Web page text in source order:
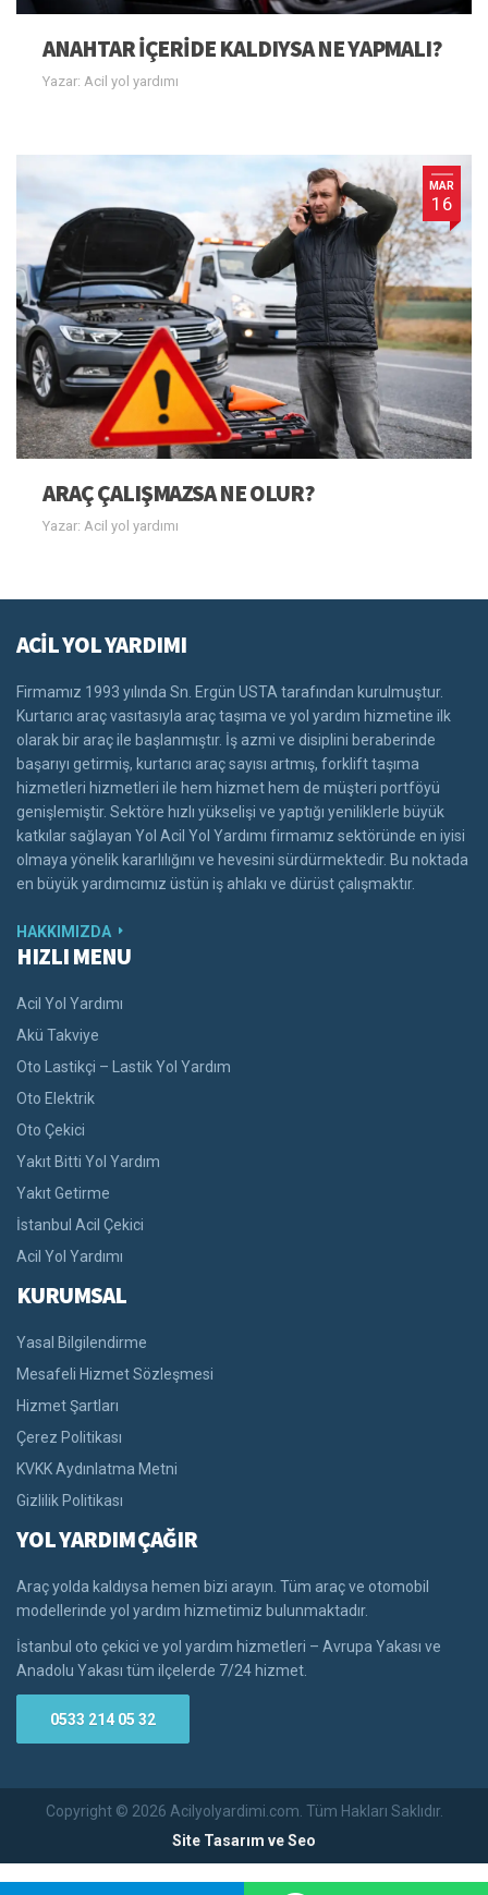
ANAHTAR IÇERIDE KALDIYSA NE YAPMALI?
Yazar: Acil yol yardımı
MAR
16
ARAÇ ÇALIŞMAZSA NE OLUR?
Yazar: Acil yol yardımı
ACİL YOL YARDIMI
Firmamız 1993 yılında Sn. Ergün USTA tarafından kurulmuştur.
Kurtarıcı araç vasıtasıyla araç taşıma ve yol yardım hizmetine ilk
olarak bir araç ile başlanmıştır. İş azmi ve disiplini beraberinde
başarıyı getirmiş, kurtarıcı araç sayısı artmış, forklift taşıma
hizmetleri hizmetleri ile hem hizmet hem de müşteri portföyü
genişlemiştir. Sektöre hızlı yükselişi ve yaptığı yeniliklerle büyük
katkılar sağlayan Yol Acil Yol Yardımı firmamız sektöründe en iyisi
olmaya yönelik kararlılığını ve hevesini sürdürmektedir. Bu noktada
en büyük yardımcımız üstün iş ahlakı ve dürüst çalışmaktır.
HAKKIMIZDA
HIZLI MENU
Acil Yol Yardımı
Akü Takviye
Oto Lastikçi – Lastik Yol Yardım
Oto Elektrik
Oto Çekici
Yakıt Bitti Yol Yardım
Yakıt Getirme
İstanbul Acil Çekici
Acil Yol Yardımı
KURUMSAL
Yasal Bilgilendirme
Mesafeli Hizmet Sözleşmesi
Hizmet Şartları
Çerez Politikası
KVKK Aydınlatma Metni
Gizlilik Politikası
YOL YARDIM ÇAĞIR
Araç yolda kaldıysa hemen bizi arayın. Tüm araç ve otomobil
modellerinde yol yardım hizmetimiz bulunmaktadır.
İstanbul oto çekici ve yol yardım hizmetleri – Avrupa Yakası ve
Anadolu Yakası tüm ilçelerde 7/24 hizmet.
0533 214 05 32
Copyright © 2026 Acilyolyardimi.com. Tüm Hakları Saklıdır.
Site Tasarım ve Seo